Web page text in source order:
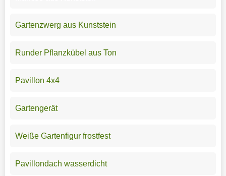
Gartenzwerg aus Kunststein
Runder Pflanzkübel aus Ton
Pavillon 4x4
Gartengerät
Weiße Gartenfigur frostfest
Pavillondach wasserdicht